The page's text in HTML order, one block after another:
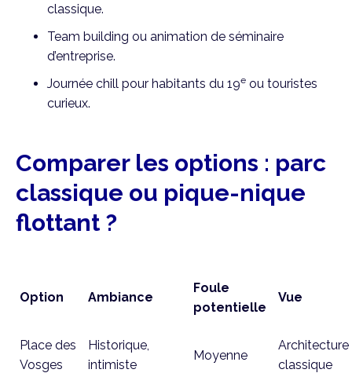
classique.
Team building ou animation de séminaire
d’entreprise.
Journée chill pour habitants du 19e ou touristes
curieux.
Comparer les options : parc
classique ou pique-nique
flottant ?
Option Ambiance
Foule
potentielle
Vue
Place des
Vosges
Historique,
intimiste
Moyenne
Architecture
classique